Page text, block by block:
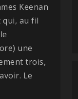
Keenan
qui, au fil
une
trois,
Le